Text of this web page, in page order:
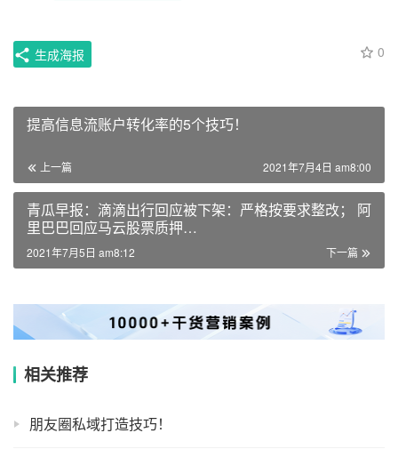
0
生成海报
提高信息流账户转化率的5个技巧！
上一篇 2021年7月4日 am8:00
青瓜早报：滴滴出行回应被下架：严格按要求整改； 阿
里巴巴回应马云股票质押…
下一篇
2021年7月5日 am8:12
相关推荐
朋友圈私域打造技巧！